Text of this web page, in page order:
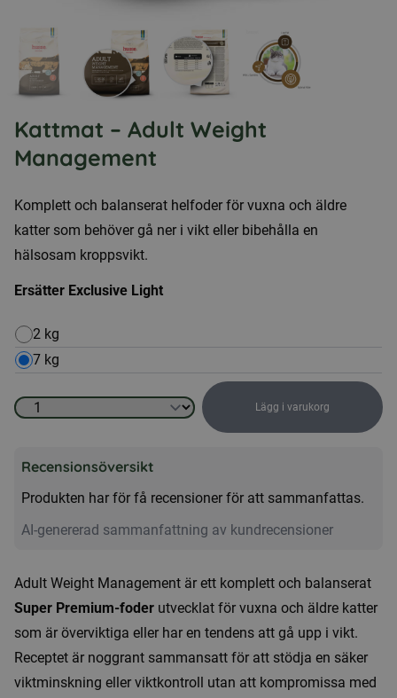
Kattmat – Adult Weight
Management
Komplett och balanserat helfoder för vuxna och äldre
katter som behöver gå ner i vikt eller bibehålla en
hälsosam kroppsvikt.
Ersätter Exclusive Light
2 kg
7 kg
Kattmat
Adult
Weight
mängd
Lägg i varukorg
Recensionsöversikt
Produkten har för få recensioner för att sammanfattas.
AI-genererad sammanfattning av kundrecensioner
Adult Weight Management är ett komplett och balanserat
Super Premium-foder utvecklat för vuxna och äldre katter
som är överviktiga eller har en tendens att gå upp i vikt.
Receptet är noggrant sammansatt för att stödja en säker
viktminskning eller viktkontroll utan att kompromissa med